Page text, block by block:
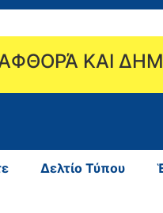
ΚΑΙ
Δελτίο Τύπου